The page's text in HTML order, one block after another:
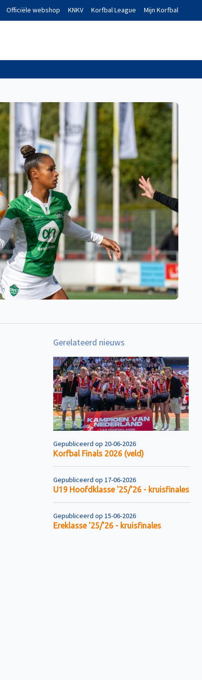
Officiële webshop KNKV Korfbal League Mijn Korfbal
Gerelateerd nieuws
Gepubliceerd op 20-06-2026
Korfbal Finals 2026 (veld)
Gepubliceerd op 17-06-2026
U19 Hoofdklasse '25/'26 - kruisfinales
Gepubliceerd op 15-06-2026
Ereklasse '25/'26 - kruisfinales